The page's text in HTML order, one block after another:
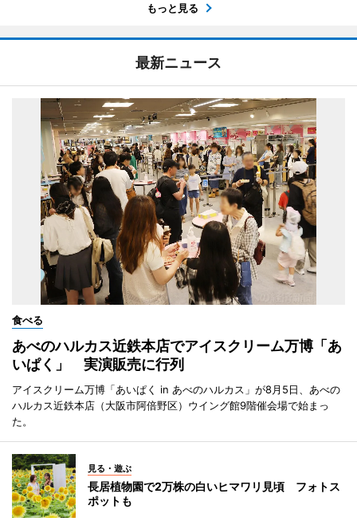
もっと見る
最新ニュース
食べる
あべのハルカス近鉄本店でアイスクリーム万博「あ
いぱく」 実演販売に行列
アイスクリーム万博「あいぱく in あべのハルカス」が8月5日、あべの
ハルカス近鉄本店（大阪市阿倍野区）ウイング館9階催会場で始まっ
た。
見る・遊ぶ
長居植物園で2万株の白いヒマワリ見頃 フォトス
ポットも